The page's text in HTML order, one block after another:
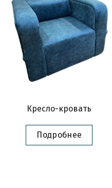
Кресло-кровать
Подробнее